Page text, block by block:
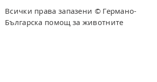
Всички права запазени © Германо-
Българска помощ за животните